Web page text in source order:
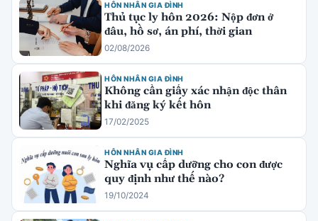
HÔN NHÂN GIA ĐÌNH
Thủ tục ly hôn 2026: Nộp đơn ở
đâu, hồ sơ, án phí, thời gian
02/08/2026
HÔN NHÂN GIA ĐÌNH
Không cần giấy xác nhận độc thân
khi đăng ký kết hôn
17/02/2025
HÔN NHÂN GIA ĐÌNH
Nghĩa vụ cấp dưỡng cho con được
quy định như thế nào?
19/10/2024